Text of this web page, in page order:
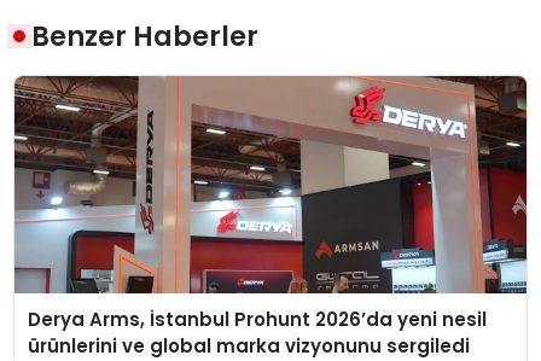
Benzer Haberler
Derya Arms, İstanbul Prohunt 2026’da yeni nesil
ürünlerini ve global marka vizyonunu sergiledi